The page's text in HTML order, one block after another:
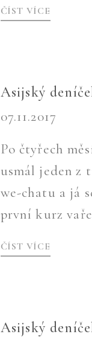
ČÍST VÍCE
Asijský
07.11.2017
Po čtyřech
usmál jeden z
we-chatu a já
první kurz
ČÍST VÍCE
Asijský